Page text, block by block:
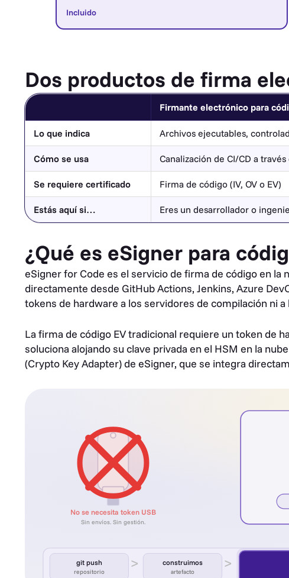
Incluido
Dos productos de firma
Firmante electrónico para
Lo que indica Archivos ejecutables,
Cómo se usa Canalización de CI/CD a
Se requiere certificado Firma de código (IV, OV o EV)
Estás aquí si… Eres un desarrollador o
¿Qué es eSigner para
eSigner for Code es el servicio de firma de código en
directamente desde GitHub Actions, Jenkins, Azure
tokens de hardware a los servidores de compilación ni
La firma de código EV tradicional requiere un token de
soluciona alojando su clave privada en el HSM en la
(Crypto Key Adapter) de eSigner, que se integra
No se necesita token USB
Sin envíos. Sin gestión.
git push
repositorio > construimos
artefacto >